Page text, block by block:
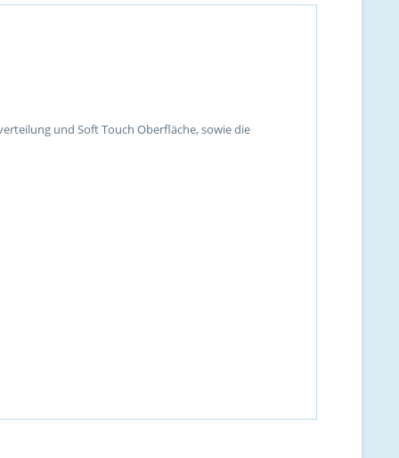
und Soft Touch Oberfläche, sowie die